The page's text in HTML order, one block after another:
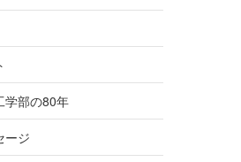
学部の80年
ージ